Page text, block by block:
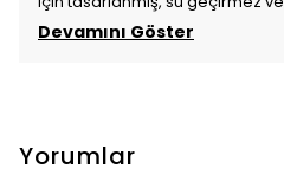
Devamını Göster
Yorumlar